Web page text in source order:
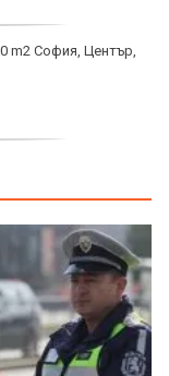
m2 София, Център,